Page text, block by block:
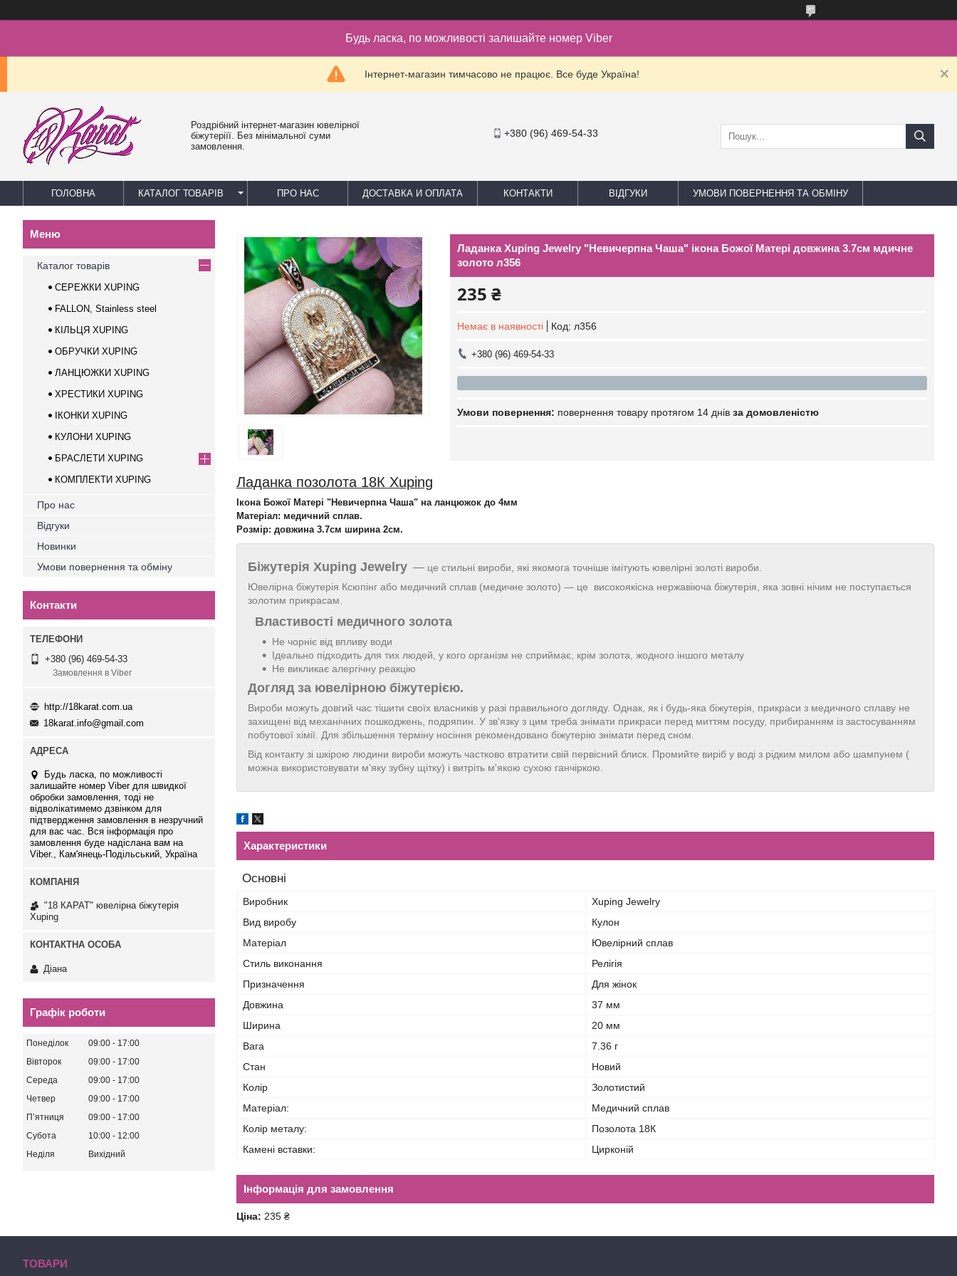
Будь ласка, по можливості залишайте номер Viber
Інтернет-магазин тимчасово не працює. Все буде Україна!
Роздрібний інтернет-магазин ювелірної
біжутеріїї. Без мінімальної суми
замовлення.
+380 (96) 469-54-33
ГОЛОВНА КАТАЛОГ ТОВАРІВ ПРО НАС ДОСТАВКА И ОПЛАТА КОНТАКТИ ВІДГУКИ УМОВИ ПОВЕРНЕННЯ ТА ОБМІНУ
Ладанка Xuping Jewelry "Невичерпна Чаша" ікона Божої Матері довжина 3.7см мдичне
золото л356
235 ₴
Немає в наявності Код: л356
+380 (96) 469-54-33
повернення товару протягом 14 днів за домовленістю
Ладанка позолота 18К Xuping
Ікона Божої Матері "Невичерпна Чаша" на ланцюжок до 4мм
Матеріал: медичний сплав.
Розмір: довжина 3.7см ширина 2см.
Біжутерія Xuping Jewelry — це стильні вироби, які якомога точніше імітують ювелірні золоті вироби.
Ювелірна біжутерія Ксюпінг або медичний сплав (медичне золото) — це високоякісна нержавіюча біжутерія, яка зовні нічим не поступається
золотим прикрасам.
Властивості медичного золота
Не чорніє від впливу води
Ідеально підходить для тих людей, у кого організм не сприймає, крім золота, жодного іншого металу
Не викликає алергічну реакцію
Догляд за ювелірною біжутерією.
Вироби можуть довгий час тішити своїх власників у разі правильного догляду. Однак, як і будь-яка біжутерія, прикраси з медичного сплаву не
захищені від механічних пошкоджень, подряпин. У зв'язку з цим треба знімати прикраси перед миттям посуду, прибиранням із застосуванням
побутової хімії. Для збільшення терміну носіння рекомендовано біжутерію знімати перед сном.
Від контакту зі шкірою людини вироби можуть частково втратити свій первісний блиск. Промийте виріб у воді з рідким милом або шампунем (
можна використовувати м'яку зубну щітку) і витріть м'якою сухою ганчіркою.
Характеристики
Основні
Виробник
Xuping Jewelry
Вид виробу
Кулон
Матеріал
Ювелірний сплав
Стиль виконання
Релігія
Призначення
Для жінок
Довжина
37 мм
Ширина
20 мм
Вага
7.36 г
Стан
Новий
Колір
Золотистий
Матеріал:
Медичний сплав
Колір металу:
Позолота 18К
Камені вставки:
Цирконій
Інформація для замовлення
Ціна: 235 ₴
Каталог товарів
СЕРЕЖКИ XUPING
FALLON, Stainless steel
КІЛЬЦЯ XUPING
ОБРУЧКИ XUPING
ЛАНЦЮЖКИ XUPING
ХРЕСТИКИ XUPING
ІКОНКИ XUPING
КУЛОНИ XUPING
БРАСЛЕТИ XUPING
КОМПЛЕКТИ XUPING
Про нас
Відгуки
Новинки
Умови повернення та обміну
Контакти
+380 (96) 469-54-33
Замовлення в Viber
http://18karat.com.ua
18karat.info@gmail.com
Будь ласка, по можливості
залишайте номер Viber для швидкої
обробки замовлення, тоді не
відволікатимемо дзвінком для
підтвердження замовлення в незручний
для вас час. Вся інформація про
замовлення буде надіслана вам на
Viber., Кам'янець-Подільський, Україна
"18 КАРАТ" ювелірна біжутерія
Xuping
Діана
Графік роботи
Понеділок 09:00
17:00
Вівторок
09:00
17:00
Середа
09:00
17:00
Четвер
09:00
17:00
Пʼятниця
09:00
17:00
Субота
10:00
12:00
Неділя
Вихідний
ТОВАРИ